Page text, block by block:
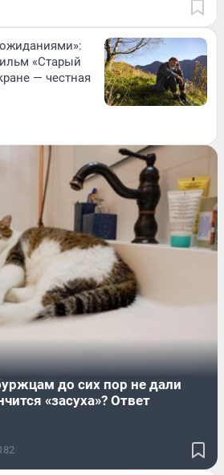
«Старый
— честная
до сих пор не дали
«засуха»? Ответ